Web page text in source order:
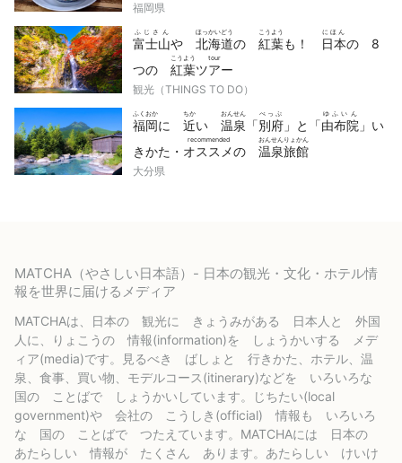
福岡県
富士山
ふじさん
や 北海道
ほっかいどう
の 紅葉
こうよう
も！ 日本
にほん
の 8
つの 紅葉
こうよう
ツアー
tour
観光（THINGS TO DO）
福岡
ふくおか
に 近
ちか
い 温泉
おんせん
「別府
べっぷ
」と「由布院
ゆふいん
」い
きかた・ オススメ
recommended
の 温泉旅館
おんせんりょかん
大分県
MATCHA（やさしい日本語）- 日本の観光・文化・ホテル情
報を世界に届けるメディア
MATCHAは、日本の 観光に きょうみがある 日本人と 外国
人に、りょこうの 情報(information)を しょうかいする メデ
ィア(media)です。見るべき ばしょと 行きかた、ホテル、温
泉、食事、買い物、モデルコース(itinerary)などを いろいろな
国の ことばで しょうかいしています。じちたい(local
government)や 会社の こうしき(official) 情報も いろいろ
な 国の ことばで つたえています。MATCHAには 日本の
あたらしい 情報が たくさん あります。あたらしい けいけ